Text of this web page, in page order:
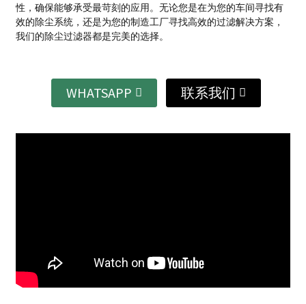
性，确保能够承受最苛刻的应用。 无论您是在为您的车间寻找有
效的除尘系统，还是为您的制造工厂寻找高效的过滤解决方案，
我们的除尘过滤器都是完美的选择。
WHATSAPP 联系我们